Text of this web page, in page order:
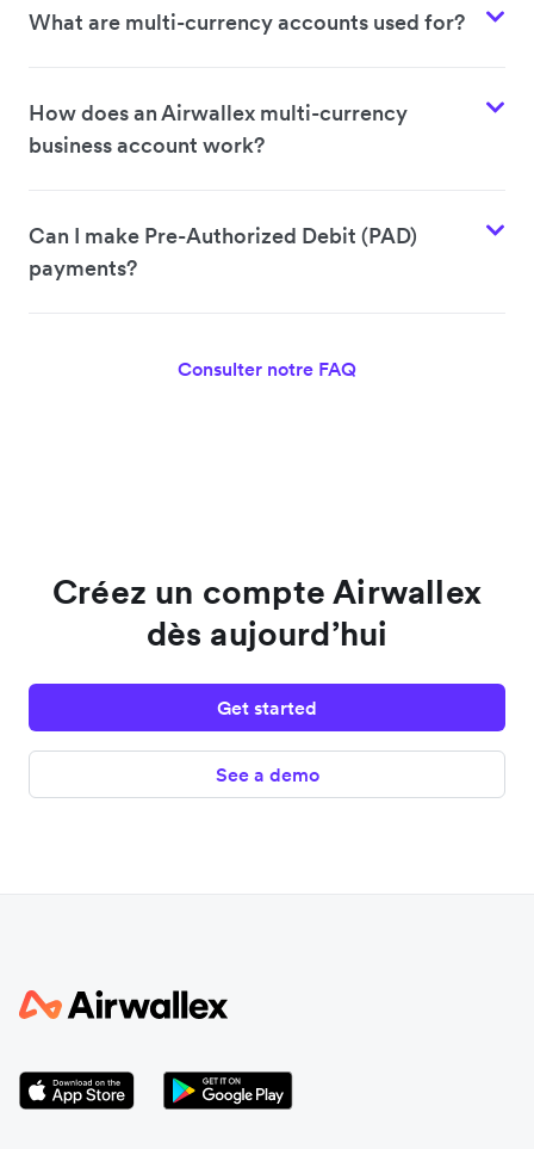
What are multi-currency accounts used for?
How does an Airwallex multi-currency
business account work?
Can I make Pre-Authorized Debit (PAD)
payments?
Consulter notre FAQ
Créez un compte Airwallex
dès aujourd’hui
Get started
See a demo